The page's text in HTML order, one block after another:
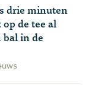
drie minuten
de tee al
in de